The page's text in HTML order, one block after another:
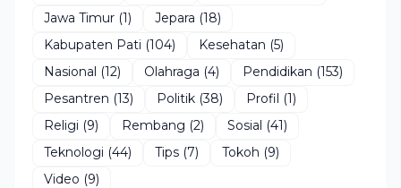
Jawa Timur (1) Jepara (18)
Kabupaten Pati (104) Kesehatan (5)
Nasional (12) Olahraga (4) Pendidikan (153)
Pesantren (13) Politik (38) Profil (1)
Religi (9) Rembang (2) Sosial (41)
Teknologi (44) Tips (7) Tokoh (9)
Video (9)